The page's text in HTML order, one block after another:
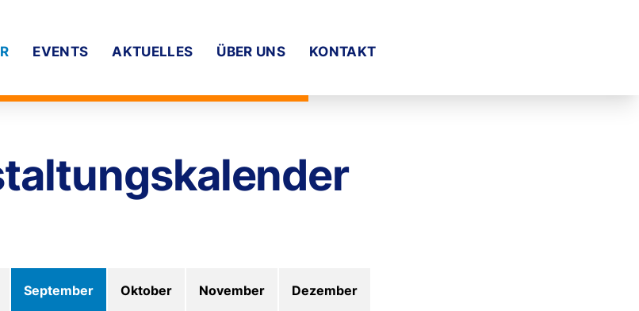
EVENTS AKTUELLES ÜBER UNS KONTAKT
September Oktober November Dezember